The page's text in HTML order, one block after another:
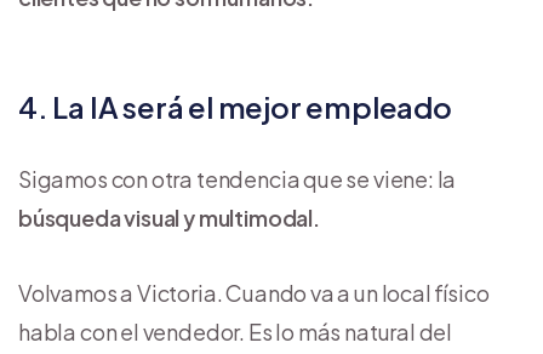
4. La IA será el mejor empleado
Sigamos con otra tendencia que se viene: la
búsqueda visual y multimodal.
Volvamos a Victoria. Cuando va a un local físico
habla con el vendedor. Es lo más natural del